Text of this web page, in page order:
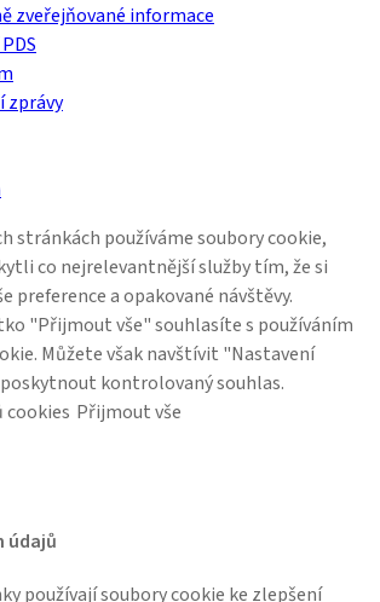
zveřejňované informace
zprávy
stránkách používáme soubory cookie,
co nejrelevantnější služby tím, že si
preference a opakované návštěvy.
"Přijmout vše" souhlasíte s používáním
Můžete však navštívit "Nastavení
kontrolovaný souhlas.
cookies Přijmout vše
údajů
používají soubory cookie ke zlepšení